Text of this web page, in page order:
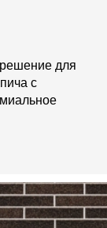
для
с